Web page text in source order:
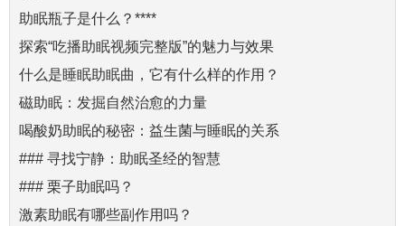
助眠瓶子是什么？****
探索“吃播助眠视频完整版”的魅力与效果
什么是睡眠助眠曲，它有什么样的作用？
磁助眠：发掘自然治愈的力量
喝酸奶助眠的秘密：益生菌与睡眠的关系
### 寻找宁静：助眠圣经的智慧
### 栗子助眠吗？
激素助眠有哪些副作用吗？